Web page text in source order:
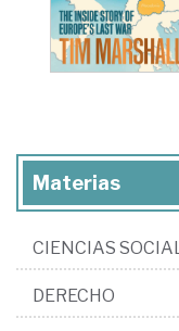
Materias
CIENCIAS
DERECHO